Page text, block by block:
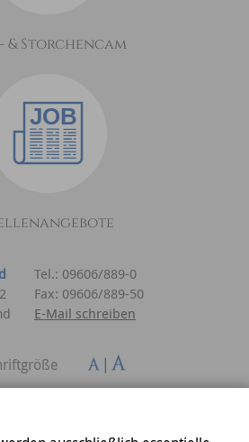
& Storchencam
Tel.: 09606/889-0
Fax: 09606/889-50
E-Mail schreiben